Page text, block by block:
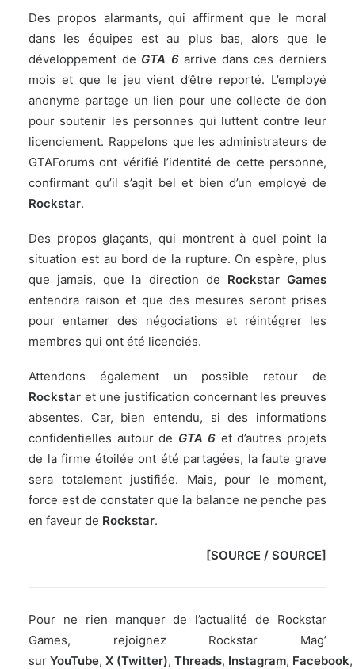
Des propos alarmants, qui affirment que le moral
dans les équipes est au plus bas, alors que le
développement de GTA 6arrive dans ces derniers
mois et que le jeu vient d’être reporté. L’employé
anonyme partage un lien pour une collecte de don
pour soutenir les personnes qui luttent contre leur
licenciement. Rappelons que les administrateurs de
GTAForums ont vérifié l’identité de cette personne,
confirmant qu’il s’agit bel et bien d’un employé de
Rockstar.
Des propos glaçants, qui montrent à quel point la
situation est au bord de la rupture. On espère, plus
que jamais, que la direction de Rockstar Games
entendra raison et que des mesures seront prises
pour entamer des négociations et réintégrer les
membres qui ont été licenciés.
Attendons également un possible retour de
Rockstar et une justification concernant les preuves
absentes. Car, bien entendu, si des informations
confidentielles autour de GTA 6 et d’autres projets
de la firme étoilée ont été partagées, la faute grave
sera totalement justifiée. Mais, pour le moment,
force est de constater que la balance ne penche pas
en faveur de Rockstar.
[SOURCE / SOURCE]
Pour ne rien manquer de l’actualité de Rockstar
Games, rejoignez Rockstar Mag’
sur YouTube, X (Twitter), Threads, Instagram, Facebook,